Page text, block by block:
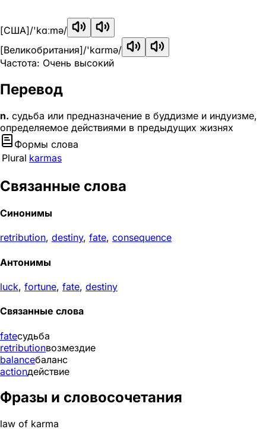
[США]/'kɑːmə/
[Великобритания]/'kɑrmə/
Частота: Очень высокий
Перевод
n. судьба или предназначение в буддизме и индуизме,
определяемое действиями в предыдущих жизнях
Формы слова
Plural karmas
Связанные слова
Синонимы
retribution, destiny, fate, consequence
Антонимы
luck, fortune, fate, destiny
Связанные слова
fateсудьба
retributionвозмездие
balanceбаланс
actionдействие
Фразы и словосочетания
law of karma